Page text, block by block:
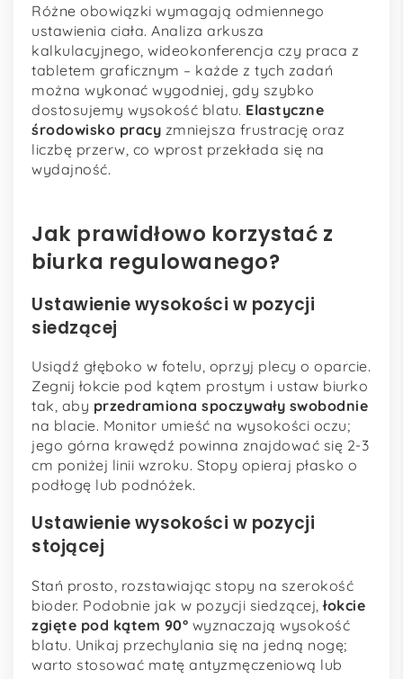
Różne obowiązki wymagają odmiennego
ustawienia ciała. Analiza arkusza
kalkulacyjnego, wideokonferencja czy praca z
tabletem graficznym – każde z tych zadań
można wykonać wygodniej, gdy szybko
dostosujemy wysokość blatu. Elastyczne
środowisko pracy zmniejsza frustrację oraz
liczbę przerw, co wprost przekłada się na
wydajność.
Jak prawidłowo korzystać z
biurka regulowanego?
Ustawienie wysokości w pozycji
siedzącej
Usiądź głęboko w fotelu, oprzyj plecy o oparcie.
Zegnij łokcie pod kątem prostym i ustaw biurko
tak, aby przedramiona spoczywały swobodnie
na blacie. Monitor umieść na wysokości oczu;
jego górna krawędź powinna znajdować się 2-3
cm poniżej linii wzroku. Stopy opieraj płasko o
podłogę lub podnóżek.
Ustawienie wysokości w pozycji
stojącej
Stań prosto, rozstawiając stopy na szerokość
bioder. Podobnie jak w pozycji siedzącej,łokcie
zgięte pod kątem 90° wyznaczają wysokość
blatu. Unikaj przechylania się na jedną nogę;
warto stosować matę antyzmęczeniową lub